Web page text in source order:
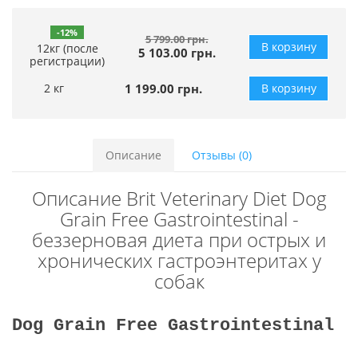
-12%
12кг (после
регистрации)
5 799.00 грн.
5 103.00 грн. В корзину
2 кг 1 199.00 грн. В корзину
Описание Отзывы (0)
Описание Brit Veterinary Diet Dog
Grain Free Gastrointestinal -
беззерновая диета при острых и
хронических гастроэнтеритах у
собак
Dog Grain Free Gastrointestinal